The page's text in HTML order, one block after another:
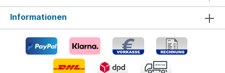
Informationen